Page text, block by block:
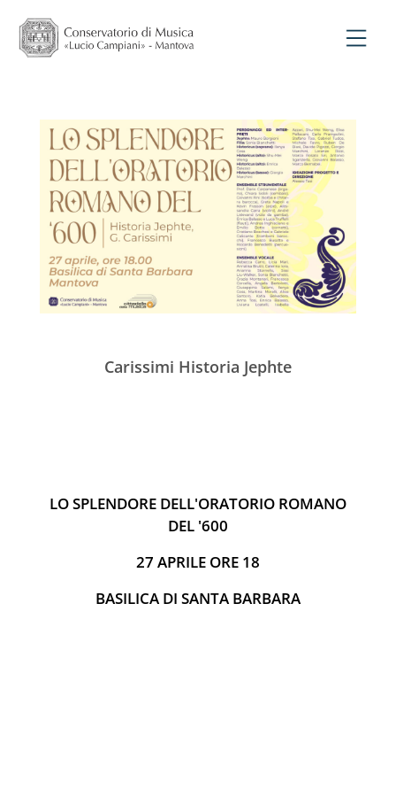
Carissimi Historia Jephte
LO SPLENDORE DELL'ORATORIO ROMANO
DEL '600
27 APRILE ORE 18
BASILICA DI SANTA BARBARA